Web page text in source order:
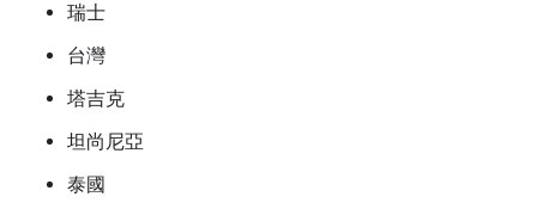
瑞士
台灣
塔吉克
坦尚尼亞
泰國